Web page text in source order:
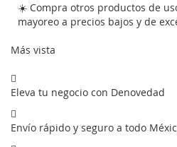
☀️ Compra otros productos de
mayoreo a precios bajos y de
Más vista
Eleva tu negocio con Denovedad
Envío rápido y seguro a todo